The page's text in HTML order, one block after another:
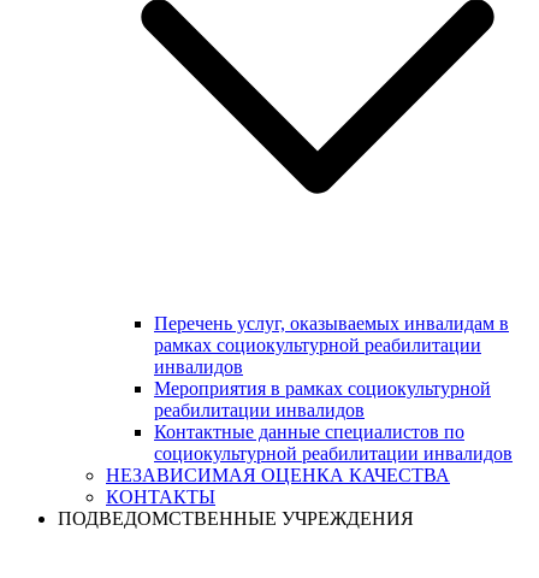
Перечень услуг, оказываемых инвалидам в
рамках социокультурной реабилитации
инвалидов
Мероприятия в рамках социокультурной
реабилитации инвалидов
Контактные данные специалистов по
социокультурной реабилитации инвалидов
НЕЗАВИСИМАЯ ОЦЕНКА КАЧЕСТВА
КОНТАКТЫ
ПОДВЕДОМСТВЕННЫЕ УЧРЕЖДЕНИЯ